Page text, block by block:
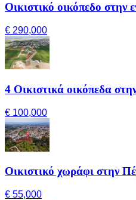
Οικιστικό οικόπεδο στην
€ 290,000
4 Οικιστικά οικόπεδα
€ 100,000
Οικιστικό χωράφι στην
€ 55,000